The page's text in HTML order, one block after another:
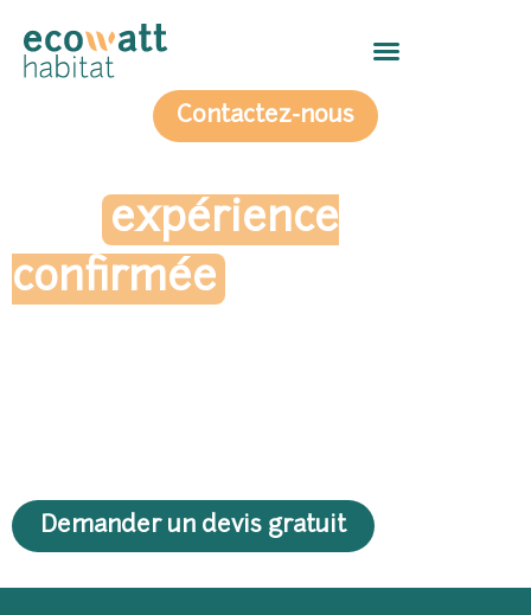
Contactez-nous
expérience
confirmée
Demander un devis gratuit